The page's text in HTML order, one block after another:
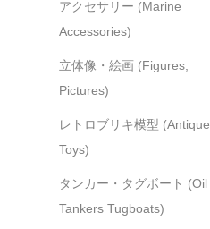
アクセサリー (Marine
Accessories)
立体像・絵画 (Figures,
Pictures)
レトロブリキ模型 (Antique
Toys)
タンカー・タグボート (Oil
Tankers Tugboats)